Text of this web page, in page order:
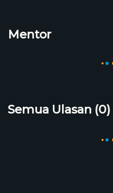
Mentor
Semua Ulasan (0)